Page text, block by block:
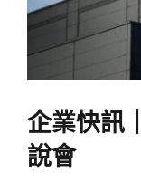
企業快訊
說會